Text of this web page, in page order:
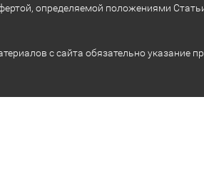
определяемой положениями
с сайта обязательно указание